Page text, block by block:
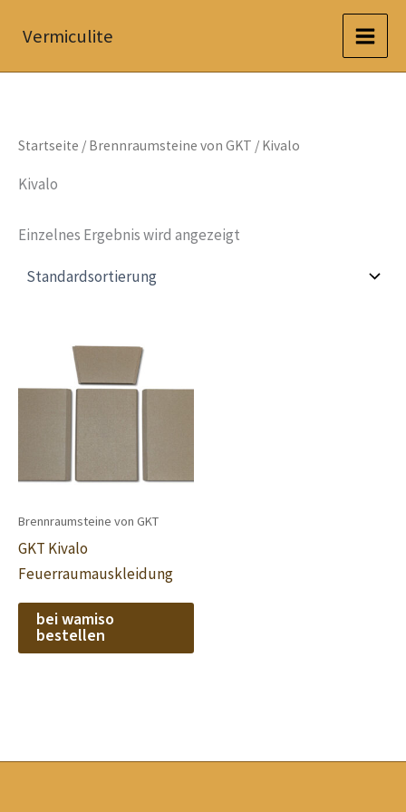
InhaltVermiculite
Startseite / Brennraumsteine von GKT / Kivalo
Kivalo
Einzelnes Ergebnis wird angezeigt
Brennraumsteine von GKT
GKT Kivalo
Feuerraumauskleidung
bei wamiso
bestellen